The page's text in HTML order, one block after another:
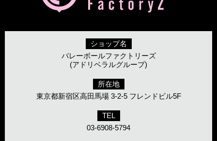
ショップ名
バレーボールファクトリーズ
(アドリベラルグループ)
所在地
東京都新宿区高田馬場 3-2-5 フレンドビル5F
TEL
03-6908-5794